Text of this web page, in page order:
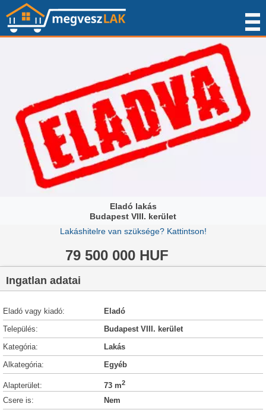
Eladó lakás
Budapest VIII. kerület
Lakáshitelre van szüksége? Kattintson!
79 500 000 HUF
Ingatlan adatai
Eladó vagy kiadó:
Eladó
Település:
Budapest VIII. kerület
Kategória:
Lakás
Alkategória:
Egyéb
Alapterület: 73 m2
Csere is:
Nem